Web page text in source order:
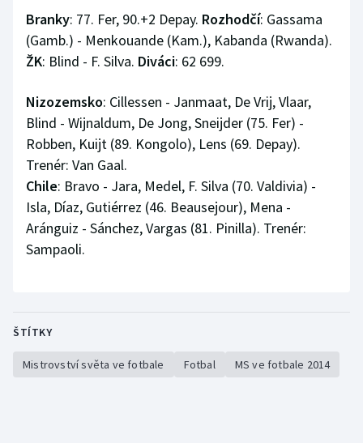
Branky: 77. Fer, 90.+2 Depay. Rozhodčí: Gassama
(Gamb.) - Menkouande (Kam.), Kabanda (Rwanda).
ŽK: Blind - F. Silva. Diváci: 62 699.
Nizozemsko: Cillessen - Janmaat, De Vrij, Vlaar,
Blind - Wijnaldum, De Jong, Sneijder (75. Fer) -
Robben, Kuijt (89. Kongolo), Lens (69. Depay).
Trenér: Van Gaal.
Chile: Bravo - Jara, Medel, F. Silva (70. Valdivia) -
Isla, Díaz, Gutiérrez (46. Beausejour), Mena -
Aránguiz - Sánchez, Vargas (81. Pinilla). Trenér:
Sampaoli.
ŠTÍTKY
Mistrovství světa ve fotbale Fotbal MS ve fotbale 2014